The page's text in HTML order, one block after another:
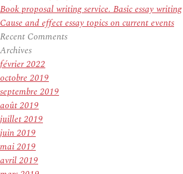
Book proposal writing service. Basic essay writing
Cause and effect essay topics on current events
Recent Comments
Archives
février 2022
octobre 2019
septembre 2019
août 2019
juillet 2019
juin 2019
mai 2019
avril 2019